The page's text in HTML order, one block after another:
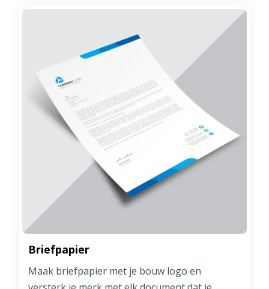
Briefpapier
Maak briefpapier met je bouw logo en